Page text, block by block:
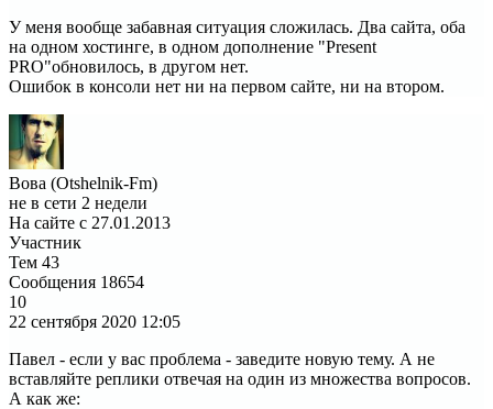
У меня вообще забавная ситуация сложилась. Два сайта, оба
на одном хостинге, в одном дополнение "Present
PRO"обновилось, в другом нет.
Ошибок в консоли нет ни на первом сайте, ни на втором.
Вова (Otshelnik-Fm)
не в сети 2 недели
На сайте с 27.01.2013
Участник
Тем 43
Сообщения 18654
10
22 сентября 2020 12:05
Павел - если у вас проблема - заведите новую тему. А не
вставляйте реплики отвечая на один из множества вопросов.
А как же: